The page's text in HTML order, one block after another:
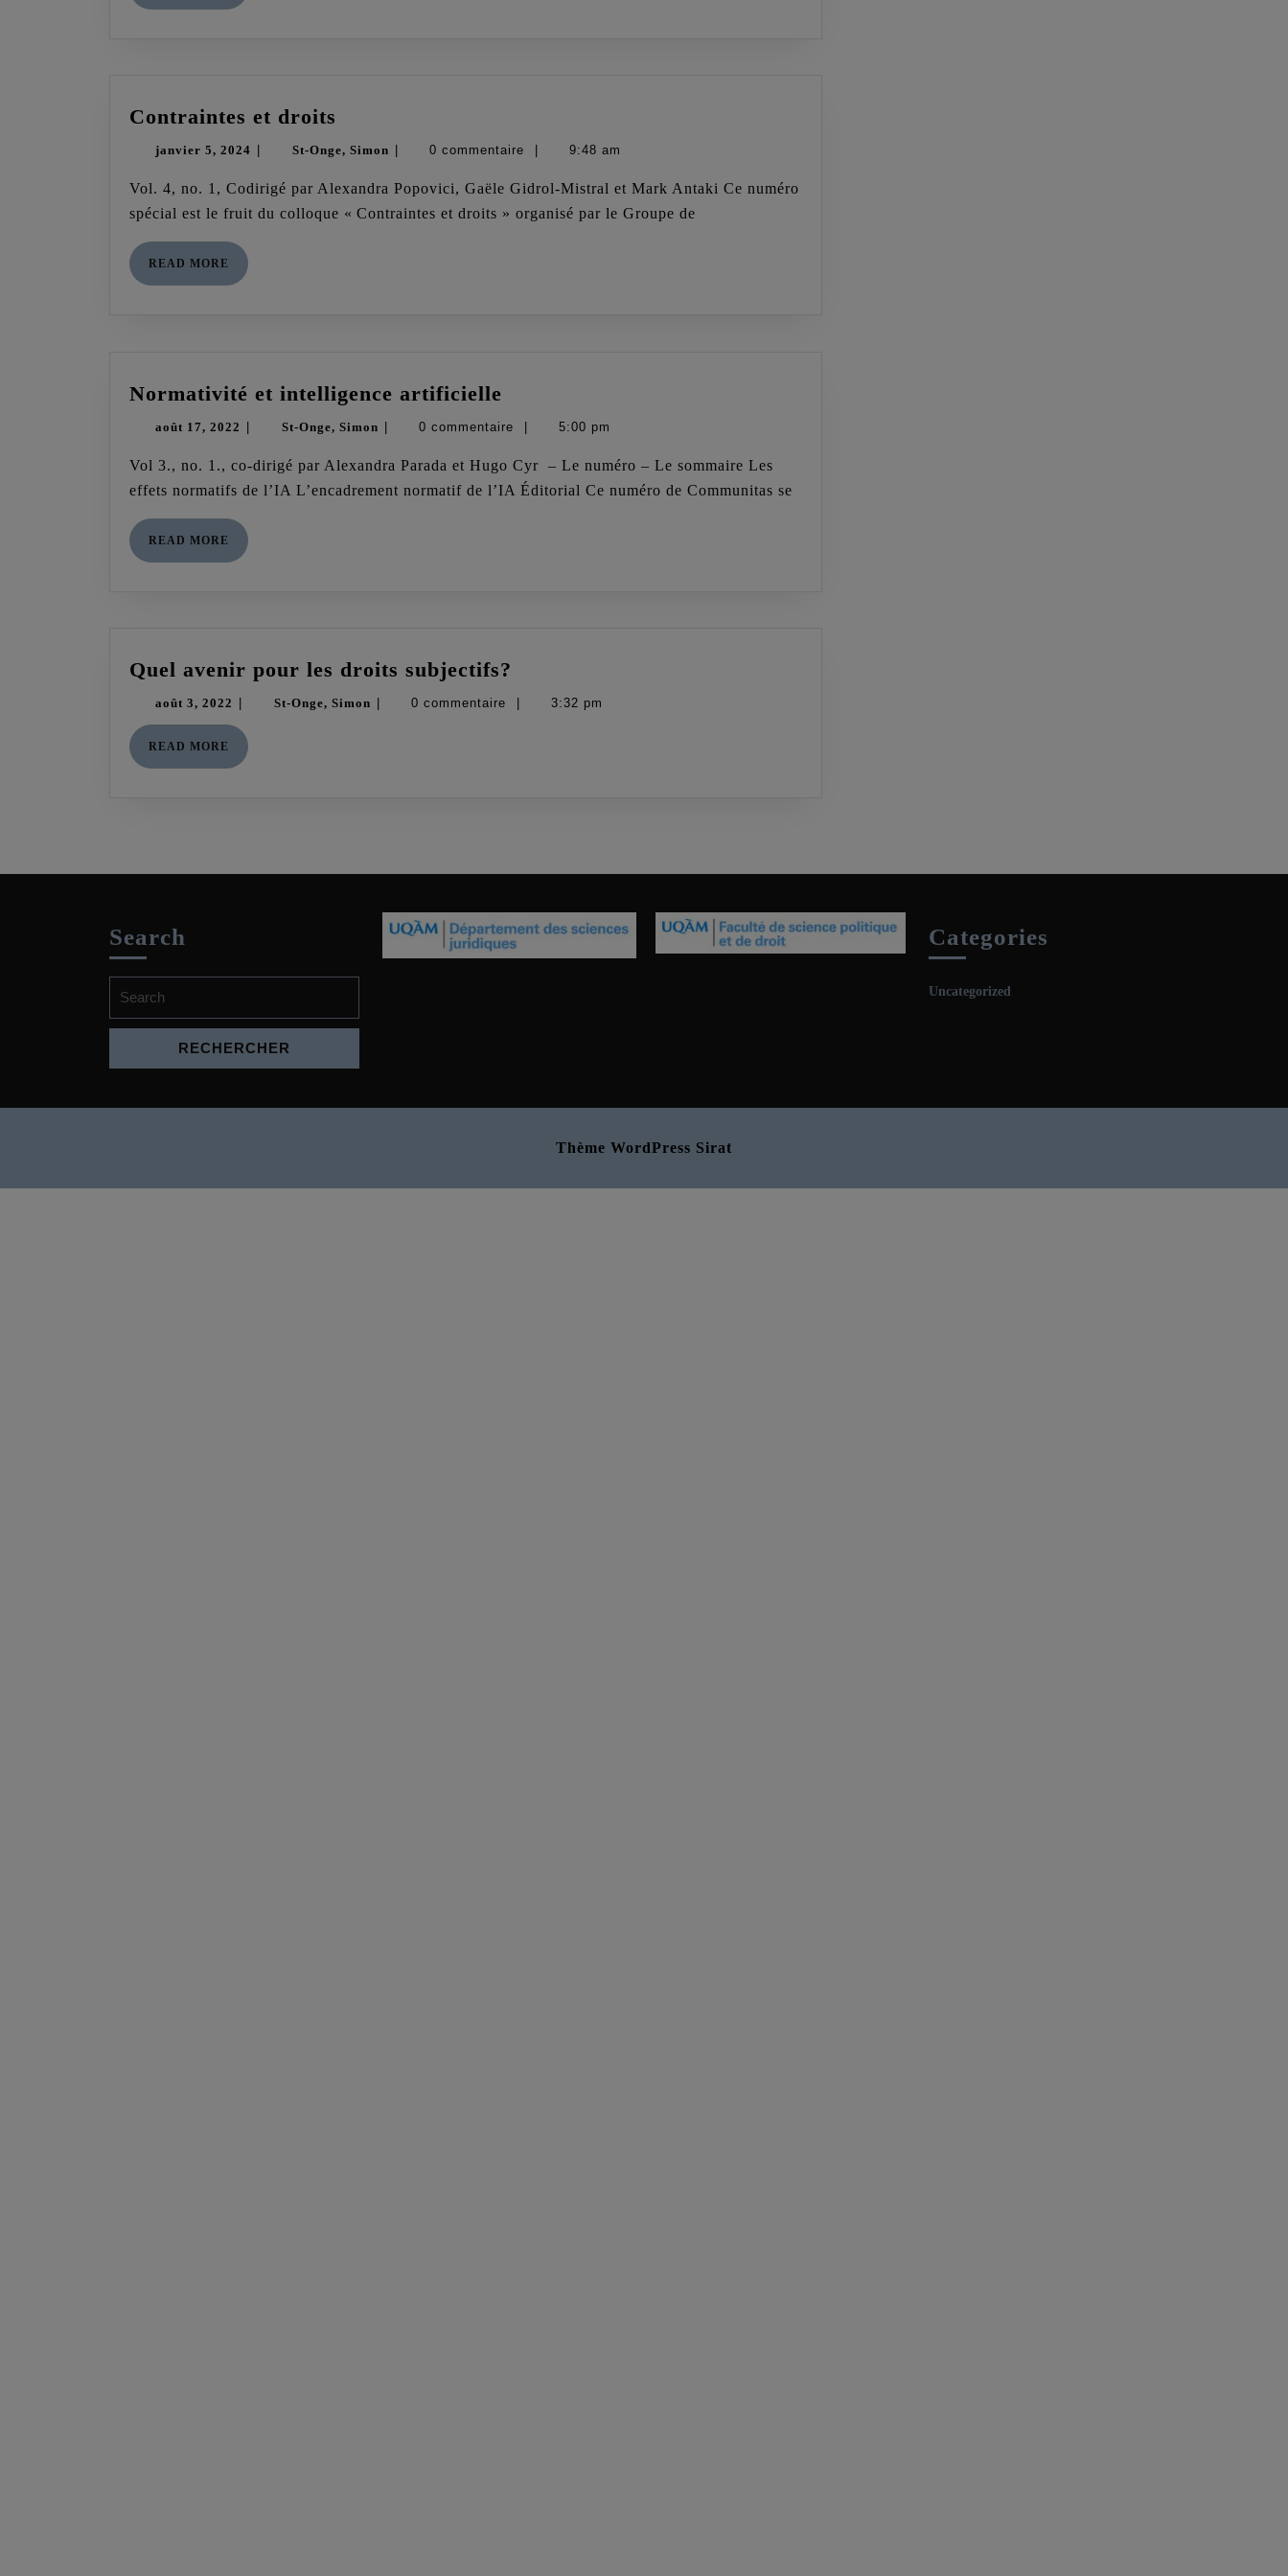
MORE
Contraintes et droits
et
janvier 5, 2024 janvier
2024
St-Onge, Simon St-
Simon
0 commentaire 9:48 am
Vol. 4, no. 1, Codirigé par Alexandra Popovici, Gaële Gidrol-Mistral et Mark Antaki Ce numéro
spécial est le fruit du colloque « Contraintes et droits » organisé par le Groupe de
READ MORE READ
MORE
Normativité et intelligence artificielle
intelligence
artificielle
août 17, 2022 août
2022
| St-Onge, Simon St-
Simon
| 0 commentaire | 5:00 pm
Vol 3., no. 1., co-dirigé par Alexandra Parada et Hugo Cyr – Le numéro – Le sommaire Les
effets normatifs de l’IA L’encadrement normatif de l’IA Éditorial Ce numéro de Communitas se
READ MORE READ
MORE
Quel avenir pour les droits subjectifs?
avenir
pour
août 3, 2022 août
2022
| St-Onge, Simon St-
| 0 commentaire | 3:32 pm
READ MORE READ
MORE
Search
for:
Categories
Uncategorized
Thème WordPress Sirat